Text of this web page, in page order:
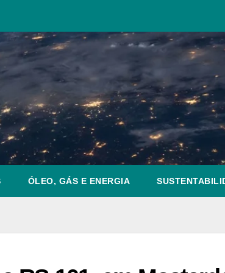
ÓLEO, GÁS E ENERGIA